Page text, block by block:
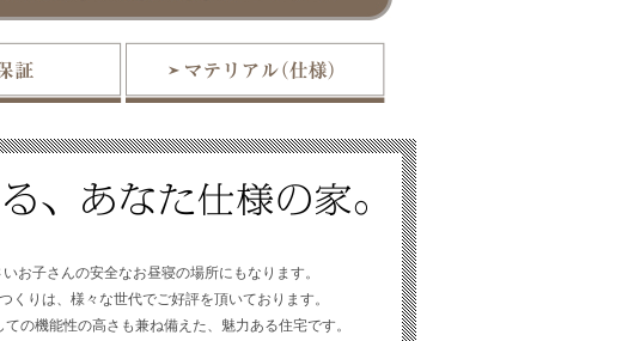
お子さんの安全なお昼寝の場所にもなります。
りは、様々な世代でご好評を頂いております。
の機能性の高さも兼ね備えた、魅力ある住宅です。